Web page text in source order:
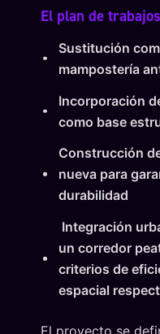
El plan de
Sustitución
mampostería
Incorporación
como base
Construcción
nueva para
durabilidad
Integración
un corredor
criterios de
espacial